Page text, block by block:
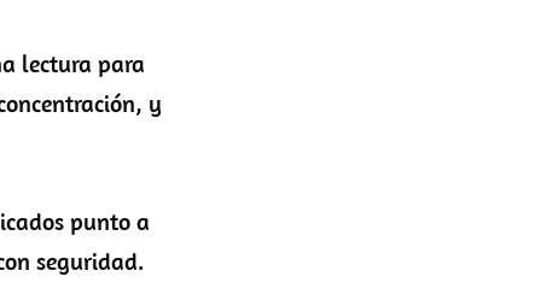
lectura para
y
punto a
seguridad.